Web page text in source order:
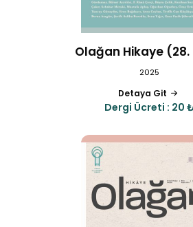
Olağan Hikaye (28.
2025
Detaya Git
Dergi Ücreti : 20